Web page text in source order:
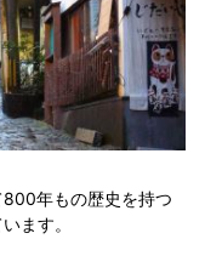
年もの歴史を持つ
ます。